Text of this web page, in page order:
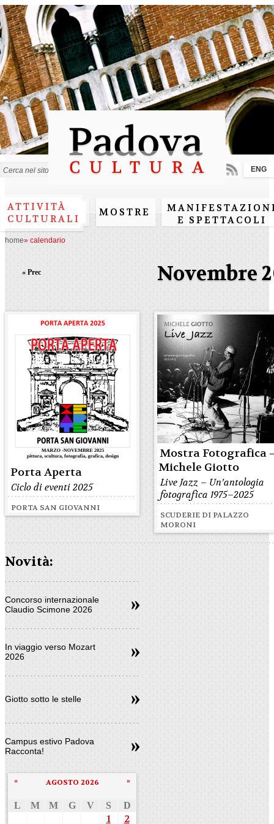
Salta al
contenuto
principale
ATTIVITÀ
CULTURALI
MOSTRE
E SPETTACOLI
ENG
home» calendario
Novembre
« Prec
Porta Aperta
Ciclo di eventi 2025
PORTA SAN GIOVANNI
Mostra Fotografica
Michele Giotto
Live Jazz – Un’antologia
fotografica 1975–2025
SCUDERIE DI PALAZZO
MORONI
Novità:
Concorso internazionale
Claudio Scimone 2026
In viaggio verso Mozart
2026
Giotto sotto le stelle
Campus estivo Padova
Racconta!
AGOSTO 2026
« »
L M M G V S D
1 2